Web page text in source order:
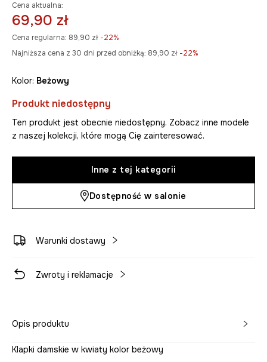
Cena aktualna:
69,90 zł
Cena regularna: 89,90 zł -22%
Najniższa cena z 30 dni przed obniżką: 89,90 zł -22%
Kolor: beżowy
Produkt niedostępny
Ten produkt jest obecnie niedostępny. Zobacz inne modele
z naszej kolekcji, które mogą Cię zainteresować.
Inne z tej kategorii
Dostępność w salonie
Warunki dostawy
Zwroty i reklamacje
Opis produktu
Klapki damskie w kwiaty kolor beżowy